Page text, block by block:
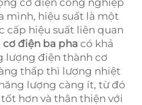
mình, hiệu suất là một
cấp hiệu suất liên quan
điện ba pha có khả
lượng điện thành cơ
thấp thì lượng nhiệt
lượng càng ít, từ đó
hơn và thân thiện với